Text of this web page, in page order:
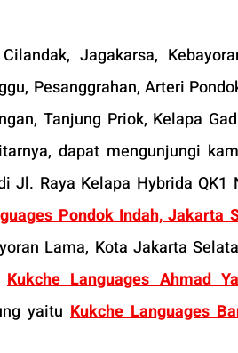
Jagakarsa,
Pesanggrahan, Arteri
Tanjung Priok, Kelapa
dapat mengunjungi
Jl. Raya Kelapa Hybrida QK1
Pondok Indah, Jakarta
Lama, Kota Jakarta
Kukche Languages Ahmad
yaitu Kukche Languages